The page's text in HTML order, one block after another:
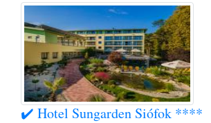
✔️ Hotel Sungarden Siófok ****